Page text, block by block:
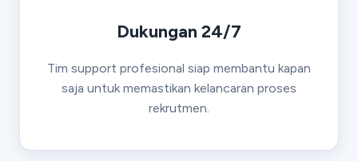
Dukungan 24/7
Tim support profesional siap membantu kapan
saja untuk memastikan kelancaran proses
rekrutmen.